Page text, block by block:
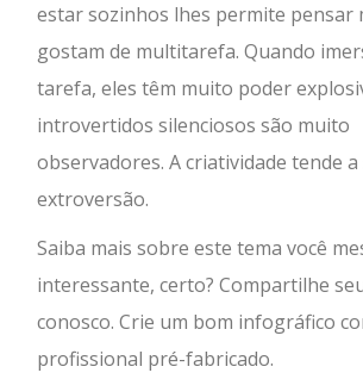
estar sozinhos lhes permite pensar
gostam de multitarefa. Quando
tarefa, eles têm muito poder
introvertidos silenciosos são muito
observadores. A criatividade tende
extroversão.
Saiba mais sobre este tema você
interessante, certo? Compartilhe
conosco. Crie um bom infográfico
profissional pré-fabricado.